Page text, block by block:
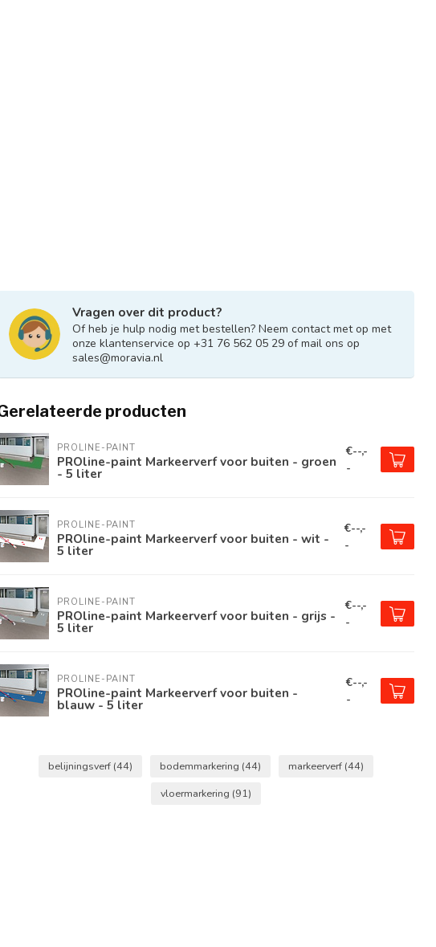
Vragen over dit product?
Of heb je hulp nodig met bestellen? Neem contact met op met
onze klantenservice op +31 76 562 05 29 of mail ons op
sales@moravia.nl
producten
PROLINE-PAINT
PROline-paint Markeerverf voor buiten - groen
- 5 liter
€--,-
-
PROLINE-PAINT
PROline-paint Markeerverf voor buiten - wit -
5 liter
€--,-
-
PROLINE-PAINT
PROline-paint Markeerverf voor buiten - grijs -
5 liter
€--,-
-
PROLINE-PAINT
PROline-paint Markeerverf voor buiten -
blauw - 5 liter
€--,-
-
belijningsverf (44) bodemmarkering (44) markeerverf (44)
vloermarkering (91)